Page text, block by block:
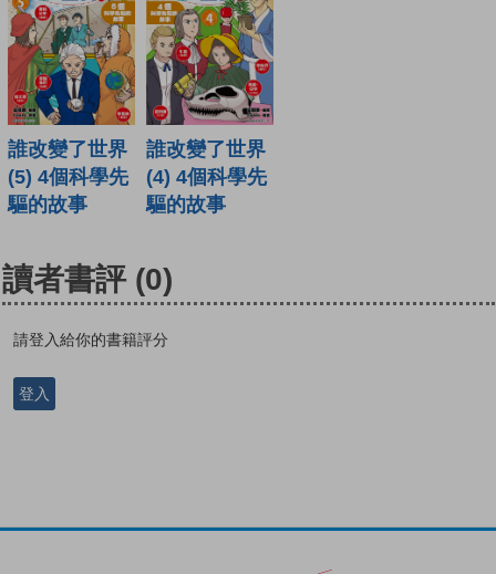
誰改變了世界
(5) 4個科學先
驅的故事
誰改變了世界
(4) 4個科學先
驅的故事
讀者書評 (0)
請登入給你的書籍評分
登入